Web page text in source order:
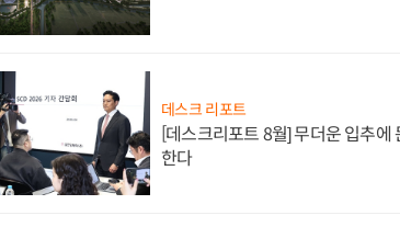
데스크 리포트
[데스크리포트 8월] 무더운 입추에
한다